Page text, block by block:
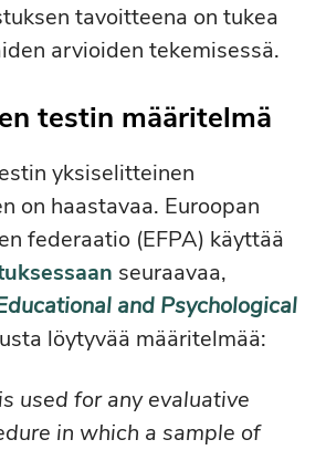
tavoitteena on tukea
arvioiden tekemisessä.
testin määritelmä
yksiselitteinen
on haastavaa. Euroopan
federaatio (EFPA) käyttää
seuraavaa,
and Psychological
löytyvää määritelmää:
used for any evaluative
in which a sample of